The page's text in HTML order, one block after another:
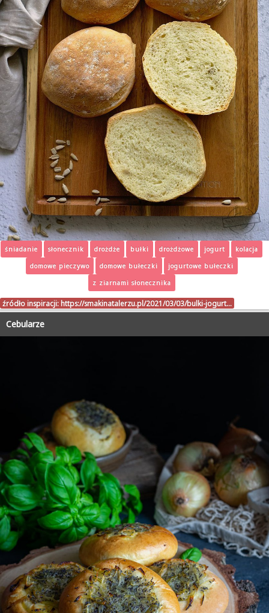
śniadanie słonecznik drożdże bułki drożdżowe jogurt
kolacja
domowe pieczywo
domowe bułeczki
jogurtowe bułeczki
z ziarnami słonecznika
źródło inspiracji: https://smakinatalerzu.pl/2021/03/03/bulki-jogurt…
Cebularze